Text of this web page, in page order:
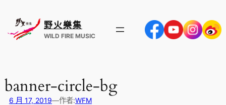
野火樂集
WILD FIRE MUSIC
banner-circle-bg
6 月 17, 2019—作者:WFM